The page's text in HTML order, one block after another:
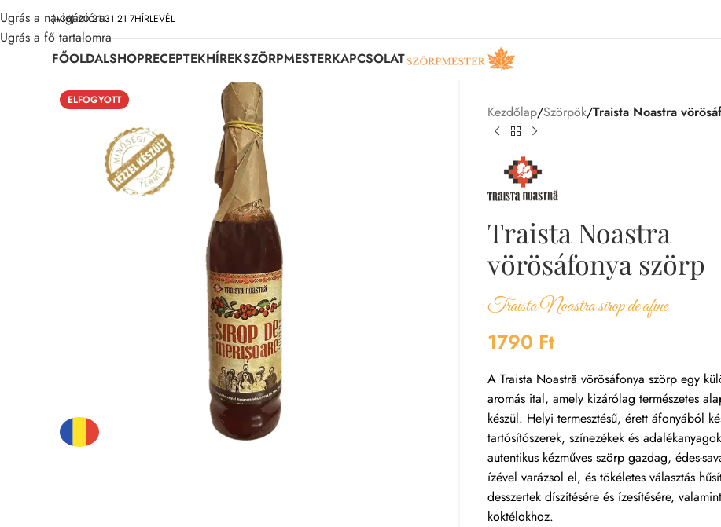
Ugrás a navigációra
Ugrás a fő tartalomra
(+36) 20 21 31 21 7HÍRLEVÉL
FŐOLDALSHOPRECEPTEKHÍREKSZÖRPMESTERKAPCSOLAT
ELFOGYOTT
Kezdőlap/Szörpök/Traista Noastra
Traista Noastra
vörösáfonya szörp
Traista Noastra sirop de afine
1790 Ft
A Traista Noastră vörösáfonya szörp egy
aromás ital, amely kizárólag természetes
készül. Helyi termesztésű, érett áfonyából
tartósítószerek, színezékek és
autentikus kézműves szörp gazdag, édes-
ízével varázsol el, és tökéletes választás
desszertek díszítésére és ízesítésére,
koktélokhoz.